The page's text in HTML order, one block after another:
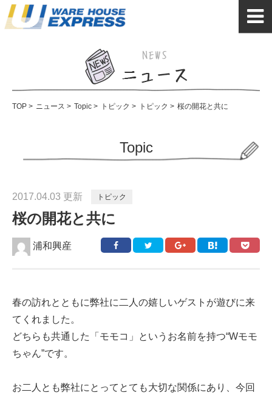
TOP > ニュース > Topic > トピック > トピック > 桜の開花と共に
Topic
2017.04.03 更新 トピック
桜の開花と共に
浦和興産
春の訪れとともに弊社に二人の嬉しいゲストが遊びに来
てくれました。
どちらも共通した「モモコ」というお名前を持つ“Wモモ
ちゃん”です。
お二人とも弊社にとってとても大切な関係にあり、今回